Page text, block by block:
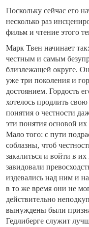
Поскольку сейчас его
несколько раз
фильм и чтение этого
Марк Твен начинает
честным и самым
близлежащей округе.
уже три поколения и
достоянием. Гордость
хотелось продлить
понятия о честности
эти понятия основой
Мало того: с пути
соблазны, чтоб
закалиться и войти в
завидовали
издевались над ним и
в то же время они не
действительно
вынуждены были
Гедлиберге служит